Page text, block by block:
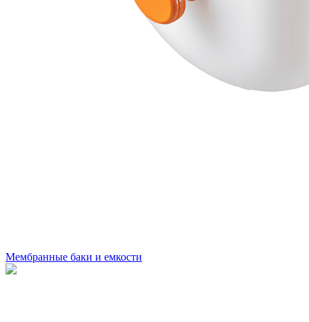
Мембранные баки и емкости